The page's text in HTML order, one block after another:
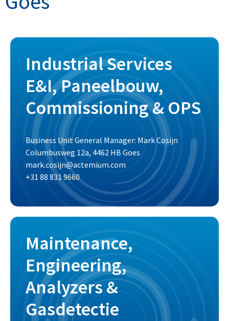
Industrial Services
E&I, Paneelbouw,
Commissioning & OPS
Business Unit General Manager: Mark Cosijn
Columbusweg 12a, 4462 HB Goes
mark.cosijn@actemium.com
+31 88 831 9660
Maintenance,
Engineering,
Analyzers &
Gasdetectie